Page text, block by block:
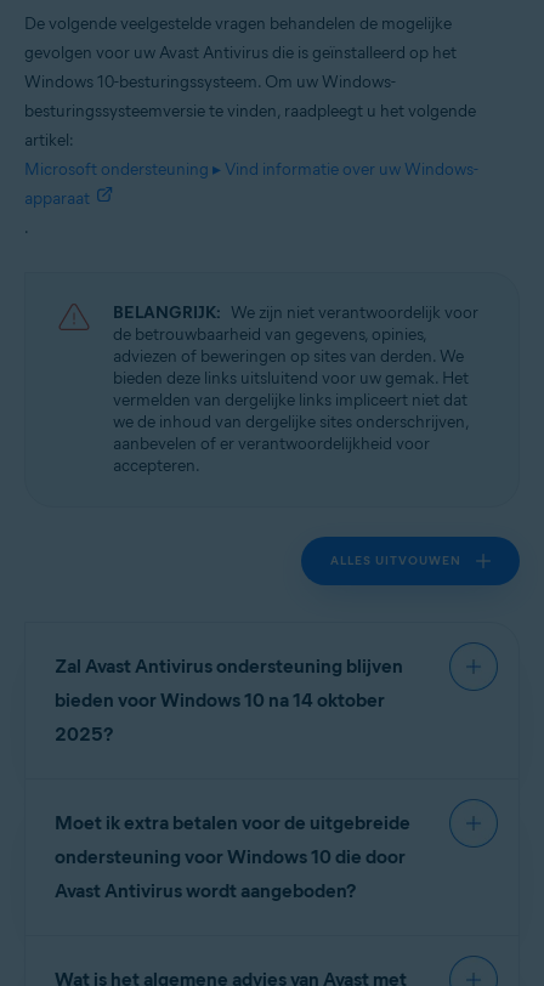
De volgende veelgestelde vragen behandelen de mogelijke
gevolgen voor uw Avast Antivirus die is geïnstalleerd op het
Windows 10-besturingssysteem. Om uw Windows-
besturingssysteemversie te vinden, raadpleegt u het volgende
artikel:
Microsoft ondersteuning ▸ Vind informatie over uw Windows-
apparaat
.
BELANGRIJK: We zijn niet verantwoordelijk voor
de betrouwbaarheid van gegevens, opinies,
adviezen of beweringen op sites van derden. We
bieden deze links uitsluitend voor uw gemak. Het
vermelden van dergelijke links impliceert niet dat
we de inhoud van dergelijke sites onderschrijven,
aanbevelen of er verantwoordelijkheid voor
accepteren.
ALLES UITVOUWEN
Zal Avast Antivirus ondersteuning blijven
bieden voor Windows 10 na 14 oktober
2025?
bieden voor Windows 10 gedurende een
verlengde ondersteuningsperiode (oktober 2028
Echter, aangezien Microsoft na 14 oktober 2025
Moet ik extra betalen voor de uitgebreide
ondersteuning voor Windows 10 die door
Avast Antivirus wordt aangeboden?
biedt volledige bescherming op Windows 10 tot
Wat is het algemene advies van Avast met